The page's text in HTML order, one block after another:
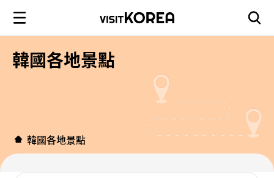
韓國各地景點
韓國各地景點